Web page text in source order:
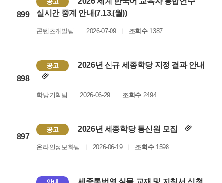
899
공고
실시간 중계 안내(7.13.(월))
콘텐츠개발팀 2026-07-09 조회수1387
898
공고 2026년 신규 세종학당 지정 결과 안내
학당기획팀 2026-06-29 조회수2494
897
공고 2026년 세종학당 통신원 모집
온라인정보화팀 2026-06-19 조회수1598
세종통번역 실물 교재 및 지침서 신청